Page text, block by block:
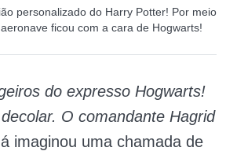
personalizado do Harry Potter! Por meio
ficou com a cara de Hogwarts!
do expresso Hogwarts!
O comandante Hagrid
imaginou uma chamada de